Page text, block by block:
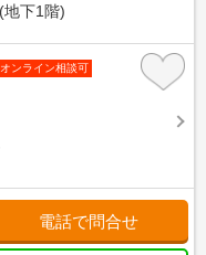
地下1階)
ンライン相談可
電話で問合せ